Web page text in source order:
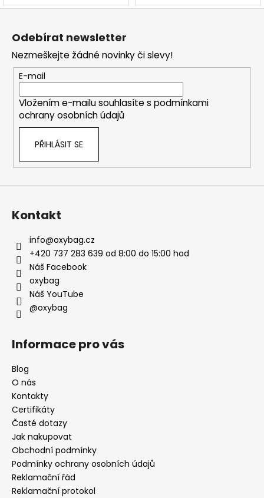
Z
Odebírat newsletter
Nezmeškejte žádné novinky či slevy!
E-mail
Vložením e-mailu souhlasíte s podmínkami
ochrany osobních údajů
PŘIHLÁSIT SE
Kontakt
info@oxybag.cz
+420 737 283 639 od 8:00 do 15:00 hod
Náš Facebook
oxybag
Náš YouTube
@oxybag
Informace pro vás
Blog
O nás
Kontakty
Certifikáty
Časté dotazy
Jak nakupovat
Obchodní podmínky
Podmínky ochrany osobních údajů
Reklamační řád
Reklamační protokol